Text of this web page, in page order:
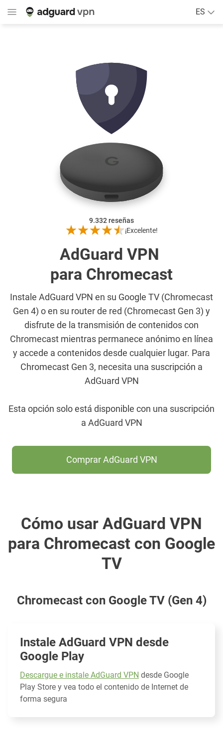
ES
9.332reseñas
¡Excelente!
AdGuard VPN
para Chromecast
Instale AdGuard VPN en su Google TV (Chromecast
Gen 4) o en su router de red (Chromecast Gen 3) y
disfrute de la transmisión de contenidos con
Chromecast mientras permanece anónimo en línea
y accede a contenidos desde cualquier lugar. Para
Chromecast Gen 3, necesita una suscripción a
AdGuard VPN
Esta opción solo está disponible con una suscripción
a AdGuard VPN
Comprar AdGuard VPN
Cómo usar AdGuard VPN
para Chromecast con Google
TV
Chromecast con Google TV (Gen 4)
Instale AdGuard VPN desde
Google Play
Descargue e instale AdGuard VPN desde Google
Play Store y vea todo el contenido de Internet de
forma segura